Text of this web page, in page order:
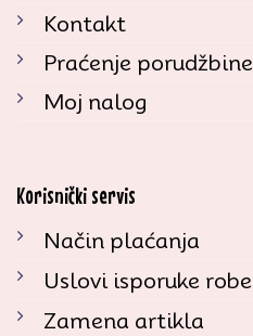
Kontakt
Praćenje porudžbine
Moj nalog
Korisnički servis
Način plaćanja
Uslovi isporuke robe
Zamena artikla